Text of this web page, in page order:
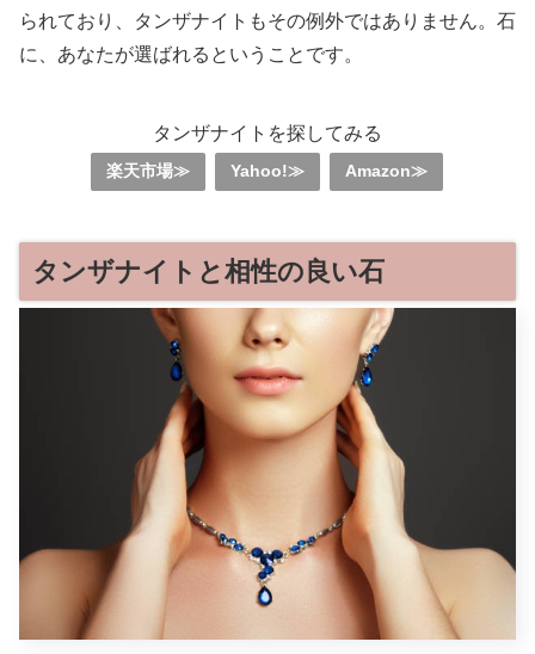
られており、タンザナイトもその例外ではありません。石
に、あなたが選ばれるということです。
タンザナイトを探してみる
楽天市場≫ Yahoo!≫ Amazon≫
タンザナイトと相性の良い石